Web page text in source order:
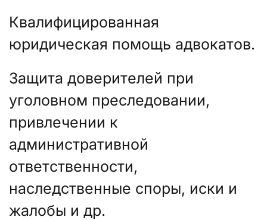
Квалифицированная
юридическая помощь адвокатов.
Защита доверителей при
уголовном преследовании,
привлечении к
административной
ответственности,
наследственные споры, иски и
жалобы и др.